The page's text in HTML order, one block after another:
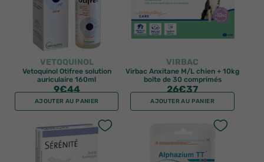
VETOQUINOL
Vetoquinol Otifree solution
auriculaire 160ml
9€44
AJOUTER AU PANIER
VIRBAC
Virbac Anxitane M/L chien + 10kg
boîte de 30 comprimés
26€37
AJOUTER AU PANIER